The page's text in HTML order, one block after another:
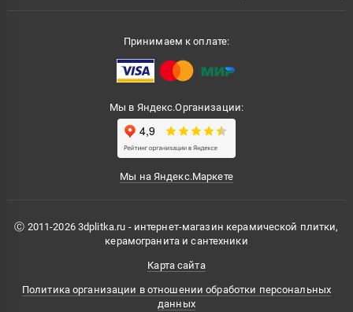
Принимаем к оплате:
Мы в Яндекс.Организации:
Мы на Яндекс.Маркете
Ⓒ 2011-2026 3dplitka.ru - интернет-магазин керамической плитки,
керамогранита и сантехники
Карта сайта
Политика организации в отношении обработки персональных
данных